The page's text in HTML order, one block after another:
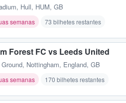
, Hull, HUM, GB
semanas 73 bilhetes restantes
Forest FC vs Leeds United
, Nottingham, England, GB
semanas 170 bilhetes restantes